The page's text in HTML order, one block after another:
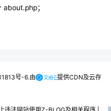
；
号-6.由
提供CDN及云存